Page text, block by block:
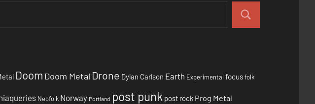
Doom Doom Metal Drone Dylan Carlson Earth Experimental focusfolk
Neofolk Norway Portland post punk post rock Prog Metal